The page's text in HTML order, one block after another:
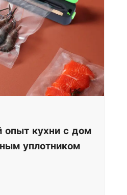
опыт кухни с дом
уплотником